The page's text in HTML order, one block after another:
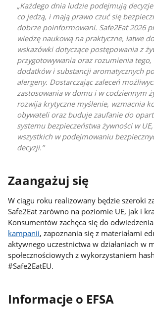
Każdego dnia ludzie podejmują
co jedzą, i mają prawo czuć się
dobrze poinformowani. Safe2Eat 2026
wiedzę naukową na praktyczne, łatwe
wskazówki dotyczące postępowania z
przygotowywania oraz rozumienia tego,
dodatków i substancji aromatycznych
alergeny. Dostarczając zaleceń
zastosowania w domu i w codziennym
rozwija krytyczne myślenie, wzmacnia
obywateli oraz buduje zaufanie do
systemu bezpieczeństwa żywności w
wszystkich w podejmowaniu
decyzji.
Zaangażuj się
W ciągu roku realizowany będzie szeroki
Safe2Eat zarówno na poziomie UE, jak i
Konsumentów zachęca się do
kampanii, zapoznania się z materiałami
aktywnego uczestnictwa w działaniach w
społecznościowych z wykorzystaniem
#Safe2EatEU.
Informacje o EFSA